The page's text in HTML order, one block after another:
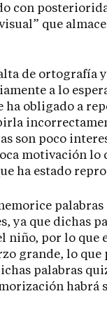
con
que
de ortografía y
a lo
ha obligado a
son poco
motivación lo
ha estado
palabras
ya que dichas
niño, por lo que
grande, lo que
palabras